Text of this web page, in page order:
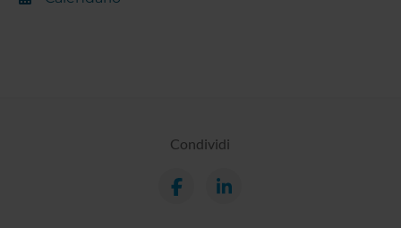
Condividi